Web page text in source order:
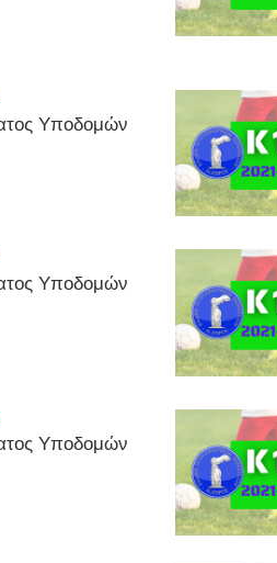
Υποδομών
Υποδομών
Υποδομών